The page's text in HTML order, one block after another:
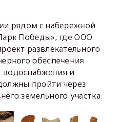
рядом с набережной
Победы», где ООО
развлекательного
обеспечения
и
пройти через
земельного участка.